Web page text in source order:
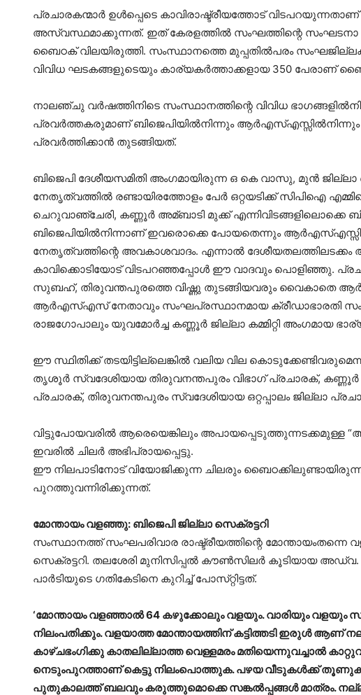
പ്രചാരകന്മാര്‍ ഉള്‍പ്പെടെ കാവിരാഷ്ട്രീയത്തോട‌്
അസ്വസ്ഥമാക്കുന്നത്. ഇത് കേരളത്തില്‍ സംഘത്തിന്റെ സംഘടനാ
ബൈഠക് വിലയിരുത്തി. സംസ്ഥാനത്തെ മുപ്പതില്‍പരം
വിവിധ ഘടകങ്ങളുടെയും കാര്യകര്‍ത്താക്കളായ 350 പേരാണ്
നാലഞ്ചു വര്‍ഷത്തിനിടെ സംസ്ഥാനത്തിന്റെ വിവിധ
പ്രവര്‍ത്തകരുമാണ് ബിജെപിയില്‍നിന്നും ആര്‍എസ്‌എസ്സില്‍നിന്നും
പ്രവര്‍ത്തിക്കാന്‍ തുടങ്ങിയത്.
ബിജെപി ദേശീയസമിതി അംഗമായിരുന്ന ഒ കെ വാസു, മുന്‍
നേതൃത്വത്തില്‍ രണ്ടായിരത്തോളം പേര്‍ ഒറ്റയടിക്ക് സിപിഐ
ചെറുവാഞ്ചേരി, കണ്ണൂര്‍ അമ്ബാടി മുക്ക് എന്നിവിടങ്ങളിലൊക്കെ
ബിജെപിയില്‍നിന്നാണ് ഇവരൊക്കെ പോയതെന്നും
നേതൃത്വത്തിന്റെ അവകാശവാദം. എന്നാല്‍ ദേശീയതലത്തിലടക്കം
കാവിക്കൊടിയോട‌് വിടപറഞ്ഞപ്പോള്‍ ഈ വാദവും പൊളിഞ്ഞു.
സുബഹ്, തിരുവന്തപുരത്തെ വിഷ്ണു തുടങ്ങിയവരും വൈകാതെ
ആര്‍എസ്‌എസ് നേതാവും സംഘപ്രസ്ഥാനമായ ക്രീഡാഭാരതി
രാജഗോപാലും യുവമോര്‍ച്ച കണ്ണൂര്‍ ജില്ലാ കമ്മിറ്റി അംഗമായ ഭാര്യ
ഈ സ്ഥിതിക്ക് തടയിട്ടില്ലെങ്കില്‍ വലിയ വില
തൃശൂര്‍ സ്വദേശിയായ തിരുവനന്തപുരം വിഭാഗ് പ്രചാരക്, കണ്ണൂര്‍
പ്രചാരക്, തിരുവനന്തപുരം സ്വദേശിയായ ഒറ്റപ്പാലം ജില്ലാ
വിട്ടുപോയവരില്‍ ആരെയെങ്കിലും അപായപ്പെടുത്തുന്നടക്കമുള്ള
ഇവരില്‍ ചിലര്‍ അഭിപ്രായപ്പെട്ടു.
ഈ നിലപാടിനോട് വിയോജിക്കുന്ന ചിലരും
പുറത്തുവന്നിരിക്കുന്നത്.
മോന്തായം വളഞ്ഞു: ബിജെപി ജില്ലാ സെക്രട്ടറി
സംസ്ഥാനത്ത് സംഘപരിവാര രാഷ്ട്രീയത്തിന്റെ
സെക്രട്ടറി. തലശേരി മുനിസിപ്പല്‍ കൗണ്‍സിലര്‍ കൂടിയായ
പാര്‍ടിയുടെ ഗതികേടിനെ കുറിച്ച‌് പോസ‌്റ്റിട്ടത‌്.
‘മോന്തായം വളഞ്ഞാല്‍ 64 കഴുക്കോലും വളയും. വാരിയും വളയും
നിലംപതിക്കും. വളയാത്ത മോന്തായത്തിന് കട്ടിത്തടി ഇരുള്‍ ആണ്
കാഴ്ചഭംഗിക്കു കാതലില്ലാത്ത വെള്ളമരം മതിയെന്നുവച്ചാല്‍
നെടുംപുറത്താണ് കെട്ടു നിലംപൊത്തുക. പഴയ വീടുകള്‍ക്ക്
പുതുകാലത്ത് ബലവും കരുത്തുമൊക്കെ സങ്കല്‍പ്പങ്ങള്‍ മാത്രം.